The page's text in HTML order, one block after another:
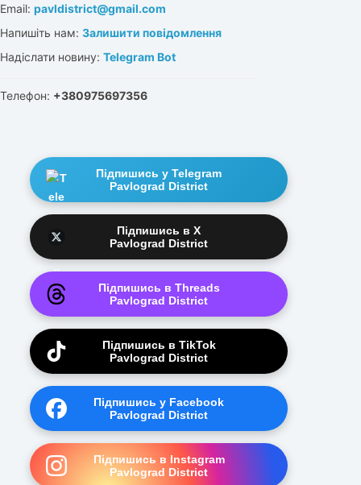
Email: pavldistrict@gmail.com
Напишіть нам: Залишити повідомлення
Надіслати новину: Telegram Bot
Телефон: +380975697356
Підпишись у Telegram
Pavlograd District
Підпишись в X
Pavlograd District
Підпишись в Threads
Pavlograd District
Підпишись в TikTok
Pavlograd District
Підпишись у Facebook
Pavlograd District
Підпишись в Instagram
Pavlograd District